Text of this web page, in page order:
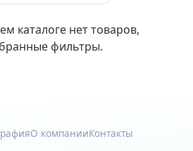
каталоге нет товаров,
фильтры.
О компанииКонтакты